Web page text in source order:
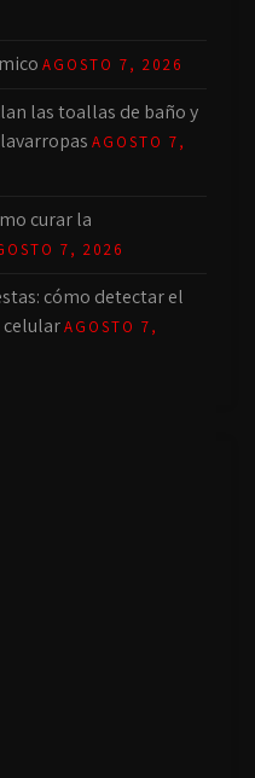
AGOSTO 7, 2026
las toallas de baño y
AGOSTO 7,
curar la
7, 2026
cómo detectar el
celularAGOSTO 7,